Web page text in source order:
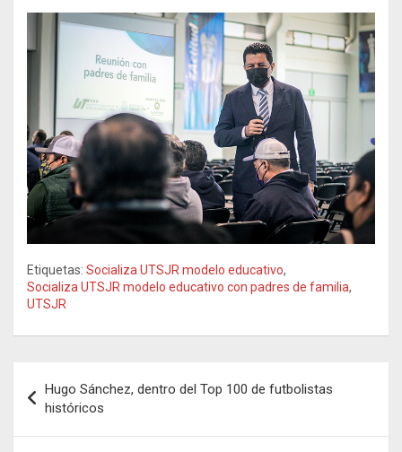
Etiquetas: Socializa UTSJR modelo educativo,
Socializa UTSJR modelo educativo con padres de familia,
UTSJR
de
entradas
Hugo Sánchez, dentro del Top 100 de futbolistas
históricos